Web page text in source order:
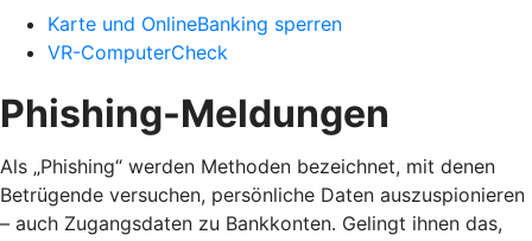
Karte und OnlineBanking sperren
VR-ComputerCheck
Phishing-Meldungen
Als „Phishing“ werden Methoden bezeichnet, mit denen
Betrügende versuchen, persönliche Daten auszuspionieren
– auch Zugangsdaten zu Bankkonten. Gelingt ihnen das,